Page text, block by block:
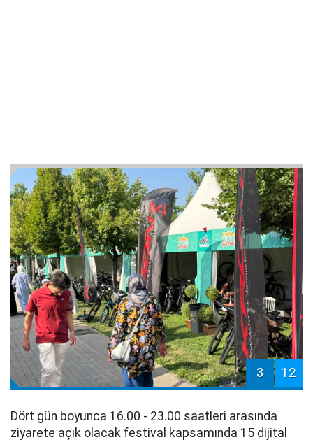
3 12
Dört gün boyunca 16.00 - 23.00 saatleri arasında
ziyarete açık olacak festival kapsamında 15 dijital